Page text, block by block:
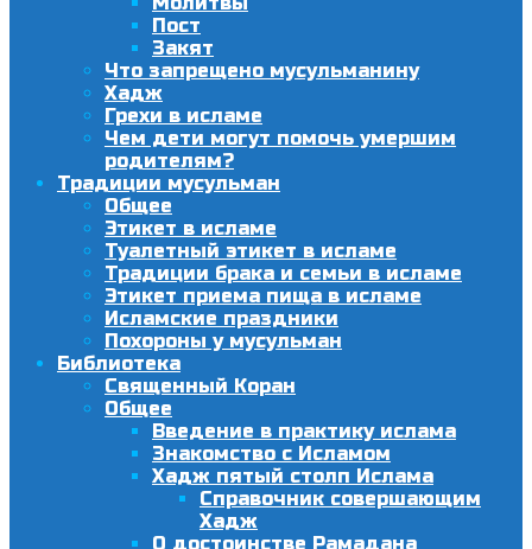
Пост
Закят
Что запрещено мусульманину
Хадж
Грехи в исламе
Чем дети могут помочь умершим
родителям?
Традиции мусульман
Общее
Этикет в исламе
Туалетный этикет в исламе
Традиции брака и семьи в исламе
Этикет приема пища в исламе
Исламские праздники
Похороны у мусульман
Библиотека
Священный Коран
Общее
Введение в практику ислама
Знакомство с Исламом
Хадж пятый столп Ислама
Справочник совершающим
Хадж
О достоинстве Рамадана